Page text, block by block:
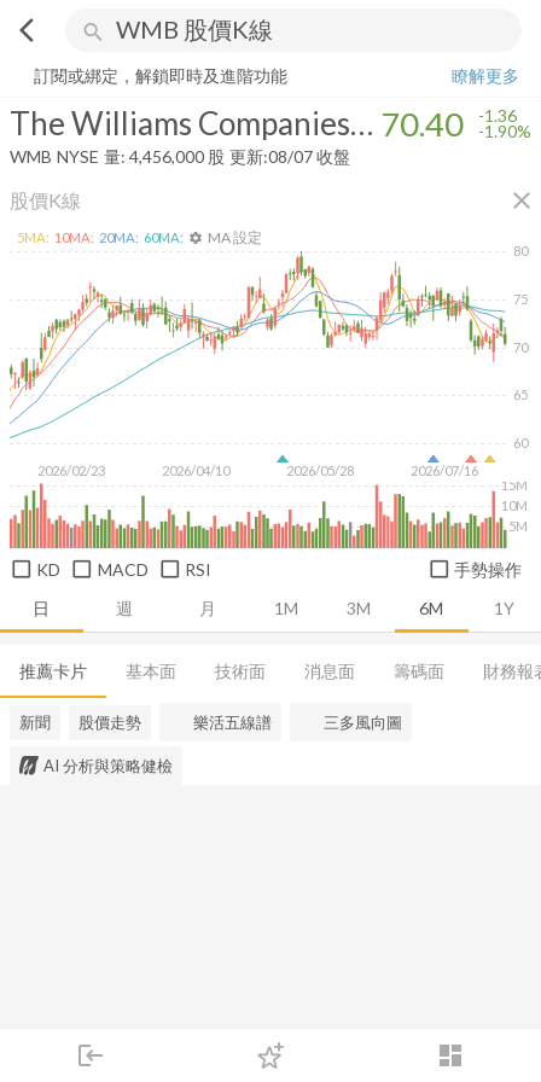
arrow_back_ios search
login dashboard
下單
The Williams Companies, Inc. 70.40
訂閱或綁定，解鎖即時及進階功能
瞭解更多
The Williams Companies, Inc. 70.40 -1.36
-1.90%
WMB NYSE 量: 4,456,000 股 更新:08/07 收盤
股價K線 close
日 週 月 1M 3M 6M 1Y
2026/02/23 2026/04/10 2026/05/28 2026/07/16
60
65
70
75
80
5M
10M
15M
5MA: 10MA: 20MA: 60MA: settings MA 設定
KD MACD RSI 手勢操作
推薦卡片 基本面 技術面 消息面 籌碼面 財務報
新聞 股價走勢 樂活五線譜 三多風向圖
AI 分析與策略健檢